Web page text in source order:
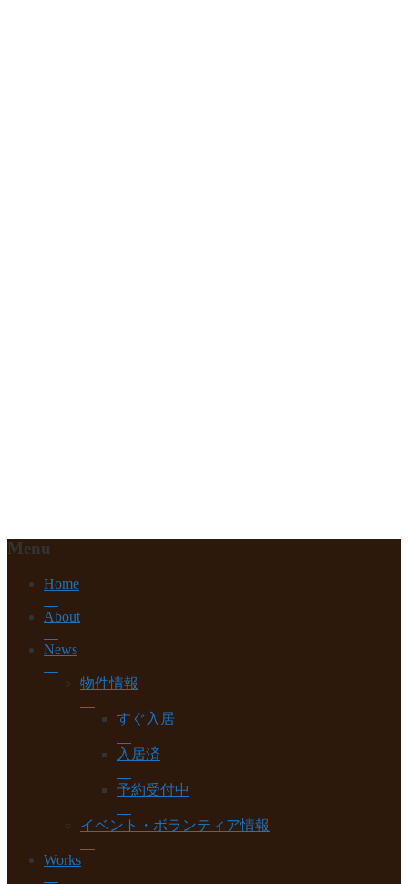
Menu
Home
About
News
物件情報
すぐ入居
入居済
予約受付中
イベント・ボランティア情報
Works